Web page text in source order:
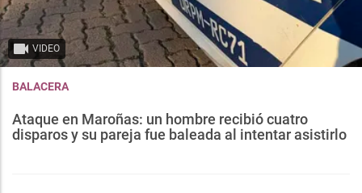
VIDEO
BALACERA
Ataque en Maroñas: un hombre recibió cuatro
disparos y su pareja fue baleada al intentar asistirlo